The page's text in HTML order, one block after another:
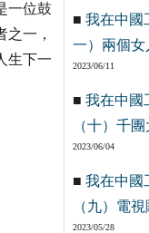
一位鼓
一，
生下一
■ 我在中國
一）兩個女
2023/06/11
■ 我在中國
（十）千
2023/06/04
■ 我在中國
（九）電
2023/05/28